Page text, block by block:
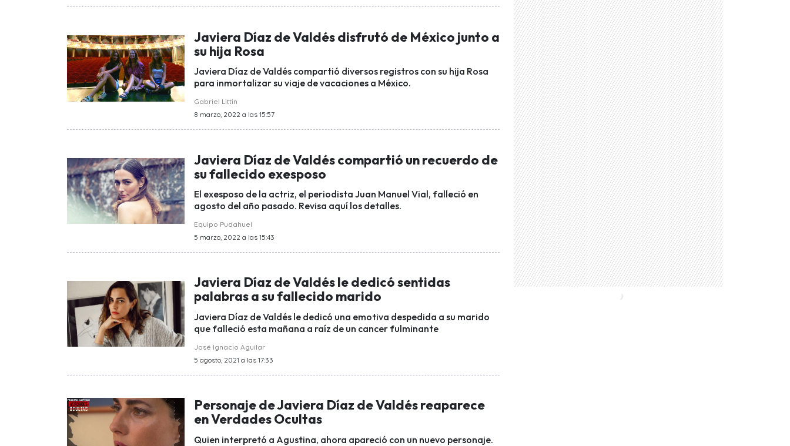
Javiera Díaz de Valdés disfrutó de México junto a
su hija Rosa
Javiera Díaz de Valdés compartió diversos registros con su hija Rosa
para inmortalizar su viaje de vacaciones a México.
Gabriel Littin
8 marzo, 2022 a las 15:57
Javiera Díaz de Valdés compartió un recuerdo de
su fallecido exesposo
El exesposo de la actriz, el periodista Juan Manuel Vial, falleció en
agosto del año pasado. Revisa aquí los detalles.
Equipo Pudahuel
5 marzo, 2022 a las 15:43
Javiera Díaz de Valdés le dedicó sentidas
palabras a su fallecido marido
Javiera Díaz de Valdés le dedicó una emotiva despedida a su marido
que falleció esta mañana a raíz de un cancer fulminante
José Ignacio Aguilar
5 agosto, 2021 a las 17:33
Personaje de Javiera Díaz de Valdés reaparece
en Verdades Ocultas
Quien interpretó a Agustina, ahora apareció con un nuevo personaje.